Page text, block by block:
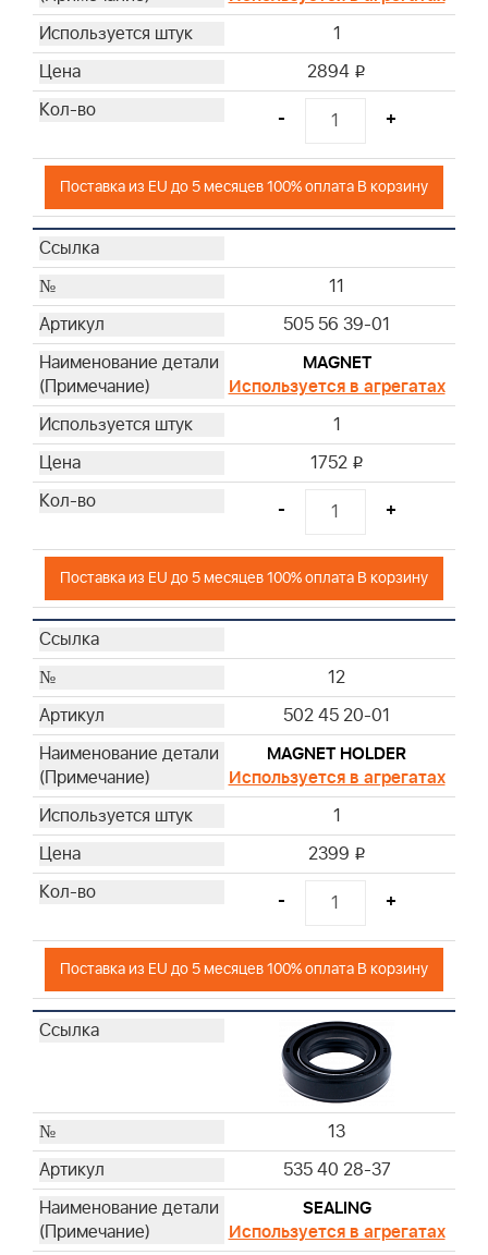
1
2894 i
- +
Поставка из EU до 5 месяцев 100% оплата В корзину
11
505 56 39-01
MAGNET
Используется в агрегатах
1
1752 i
- +
Поставка из EU до 5 месяцев 100% оплата В корзину
12
502 45 20-01
MAGNET HOLDER
Используется в агрегатах
1
2399 i
- +
Поставка из EU до 5 месяцев 100% оплата В корзину
13
535 40 28-37
SEALING
Используется в агрегатах